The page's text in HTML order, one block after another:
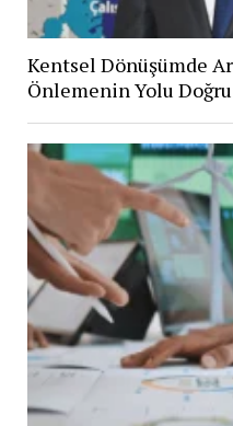
Kentsel Dönüşümde
Önlemenin Yolu